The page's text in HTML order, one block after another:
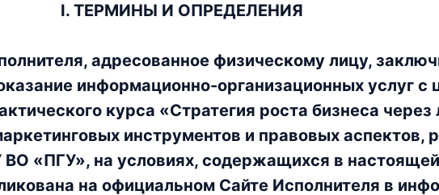
I. ТЕРМИНЫ И ОПРЕДЕЛЕНИЯ
адресованное физическому лицу,
информационно-организационных услуг с
курса «Стратегия роста бизнеса через
инструментов и правовых аспектов,
«ПГУ», на условиях, содержащихся в
на официальном Сайте Исполнителя в